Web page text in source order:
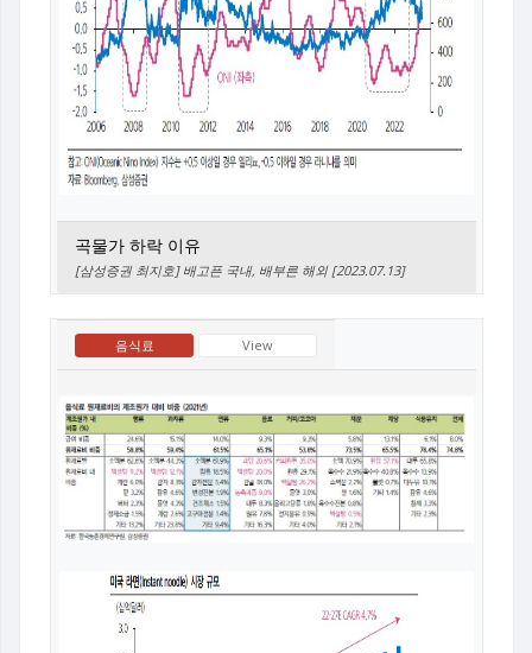
곡물가 하락 이유
[삼성증권 최지호] 배고픈 국내, 배부른 해외 [2023.07.13]
음식료 View